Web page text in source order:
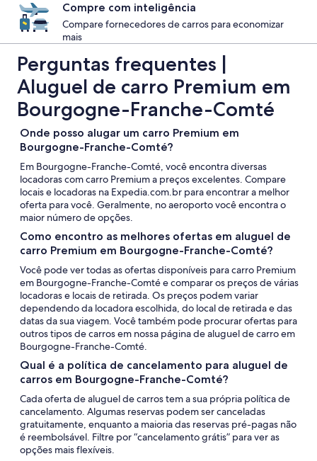
Compre com inteligência
Compare fornecedores de carros para economizar
mais
Perguntas frequentes |
Aluguel de carro Premium em
Bourgogne-Franche-Comté
Onde posso alugar um carro Premium em
Bourgogne-Franche-Comté?
Em Bourgogne-Franche-Comté, você encontra diversas
locadoras com carro Premium a preços excelentes. Compare
locais e locadoras na Expedia.com.br para encontrar a melhor
oferta para você. Geralmente, no aeroporto você encontra o
maior número de opções.
Como encontro as melhores ofertas em aluguel de
carro Premium em Bourgogne-Franche-Comté?
Você pode ver todas as ofertas disponíveis para carro Premium
em Bourgogne-Franche-Comté e comparar os preços de várias
locadoras e locais de retirada. Os preços podem variar
dependendo da locadora escolhida, do local de retirada e das
datas da sua viagem. Você também pode procurar ofertas para
outros tipos de carros em nossa página de aluguel de carro em
Bourgogne-Franche-Comté.
Qual é a política de cancelamento para aluguel de
carros em Bourgogne-Franche-Comté?
Cada oferta de aluguel de carros tem a sua própria política de
cancelamento. Algumas reservas podem ser canceladas
gratuitamente, enquanto a maioria das reservas pré-pagas não
é reembolsável. Filtre por “cancelamento grátis” para ver as
opções mais flexíveis.